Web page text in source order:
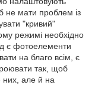
не мати проблем із
"кривий"
режимі необхідно
є фотоелементи
на благо всім, є
так, щоб
них, але й на